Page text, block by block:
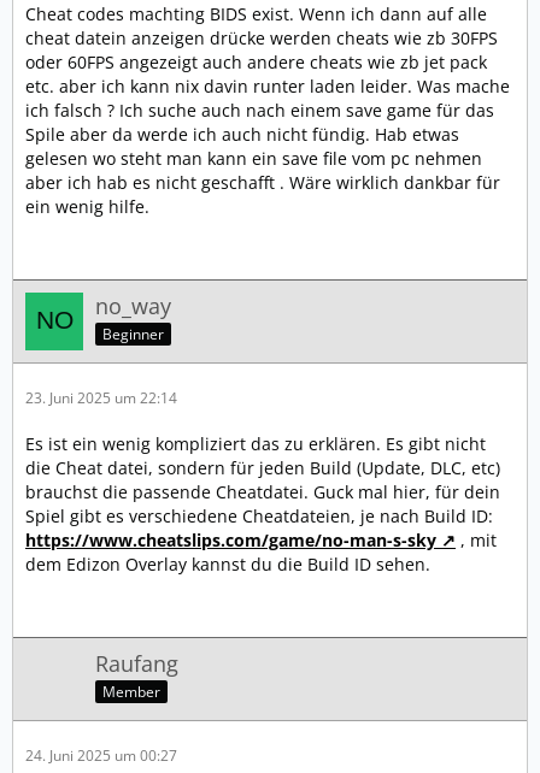
Cheat codes machting BIDS exist. Wenn ich dann auf alle
cheat datein anzeigen drücke werden cheats wie zb 30FPS
oder 60FPS angezeigt auch andere cheats wie zb jet pack
etc. aber ich kann nix davin runter laden leider. Was mache
ich falsch ? Ich suche auch nach einem save game für das
Spile aber da werde ich auch nicht fündig. Hab etwas
gelesen wo steht man kann ein save file vom pc nehmen
aber ich hab es nicht geschafft . Wäre wirklich dankbar für
ein wenig hilfe.
no_way
Beginner
23. Juni 2025 um 22:14
Es ist ein wenig kompliziert das zu erklären. Es gibt nicht
die Cheat datei, sondern für jeden Build (Update, DLC, etc)
brauchst die passende Cheatdatei. Guck mal hier, für dein
Spiel gibt es verschiedene Cheatdateien, je nach Build ID:
https://www.cheatslips.com/game/no-man-s-sky
, mit
dem Edizon Overlay kannst du die Build ID sehen.
Raufang
Member
24. Juni 2025 um 00:27